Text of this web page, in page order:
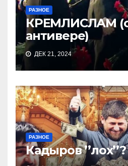
РАЗНОЕ
КРЕМЛИСЛАМ
антивере)
ДЕК 21, 2024
РАЗНОЕ
Кадыров ’’лох’’?